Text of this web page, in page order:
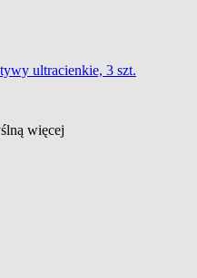
ultracienkie, 3 szt.
więcej